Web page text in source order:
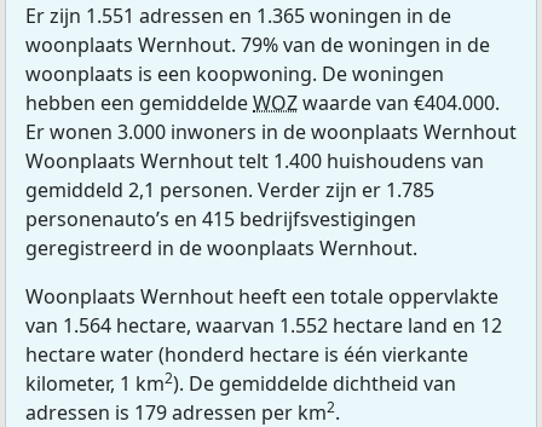
Er zijn 1.551 adressen en 1.365 woningen in de
woonplaats Wernhout. 79% van de woningen in de
woonplaats is een koopwoning. De woningen
hebben een gemiddeldeWOZwaarde van €404.000.
Er wonen 3.000 inwoners in de woonplaats Wernhout
Woonplaats Wernhout telt 1.400 huishoudens van
gemiddeld 2,1 personen. Verder zijn er 1.785
personenauto’s en 415 bedrijfsvestigingen
geregistreerd in de woonplaats Wernhout.
Woonplaats Wernhout heeft een totale oppervlakte
van 1.564 hectare, waarvan 1.552 hectare land en 12
hectare water (honderd hectare is één vierkante
kilometer, 1 km2). De gemiddelde dichtheid van
adressen is 179 adressen per km2.